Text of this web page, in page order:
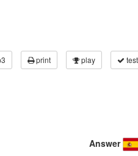
print play
Answer